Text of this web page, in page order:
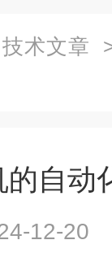
技术文章
自动
12-